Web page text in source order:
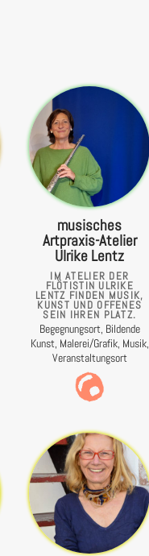
musisches
Artpraxis-Atelier
Ulrike Lentz
IM ATELIER DER
FLÖTISTIN ULRIKE
LENTZ FINDEN MUSIK,
KUNST UND OFFENES
SEIN IHREN PLATZ.
Begegnungsort, Bildende
Kunst, Malerei/Grafik, Musik,
Veranstaltungsort